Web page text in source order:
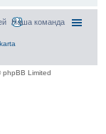
Наша команда
Limited